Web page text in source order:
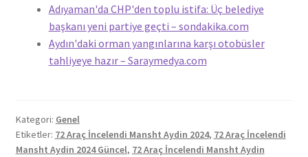
Adıyaman'da CHP'den toplu istifa: Üç belediye
başkanı yeni partiye geçti – sondakika.com
Aydın'daki orman yangınlarına karşı otobüsler
tahliyeye hazır – Saraymedya.com
Kategori: Genel
Etiketler: 72 Araç İncelendi Mansht Aydin 2024, 72 Araç İncelendi
Mansht Aydin 2024 Güncel, 72 Araç İncelendi Mansht Aydin